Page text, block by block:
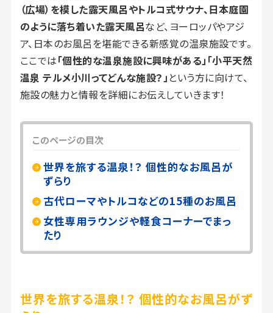
（広場）を模した露天風呂やトルコ式サウナ、日本庭園
のように落ち着いた露天風呂など、ヨーロッパやアジ
ア、日本のお風呂を堪能できる新感覚の温泉施設です。
ここでは「個性的な温泉施設に興味がある」「小平天然
温泉 テルメ小川ってどんな施設？」 という方に向けて、
施設の魅力と情報を詳細にお伝えしていきます！
このページの目次
世界を旅する温泉！？ 個性的なお風呂が
ずらり
古代ローマやトルコなどの15種のお風呂
女性専用ラウンジや軽食コーナーでまっ
たり
世界を旅する温泉！？ 個性的なお風呂がず